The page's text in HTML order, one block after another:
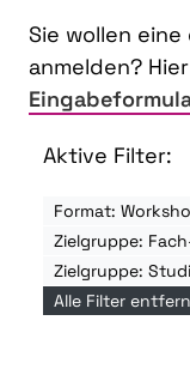
Sie wollen
anmelden?
Aktive Filter:
Format:
Zielgruppe:
Zielgruppe:
Alle Filter